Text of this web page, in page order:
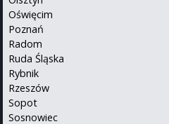
Oświęcim
Poznań
Radom
Ruda Śląska
Rybnik
Rzeszów
Sopot
Sosnowiec